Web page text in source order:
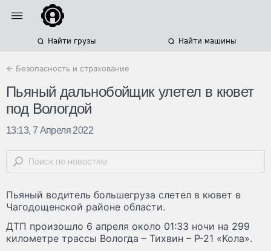
Найти грузы Найти машины
← Безопасность и страхование
Пьяный дальнобойщик улетел в кювет
под Вологдой
13:13, 7 Апреля 2022
Пьяный водитель большегруза слетел в кювет в
Чагодощенской районе области.
ДТП произошло 6 апреля около 01:33 ночи на 299
километре трассы Вологда – Тихвин – Р-21 «Кола».